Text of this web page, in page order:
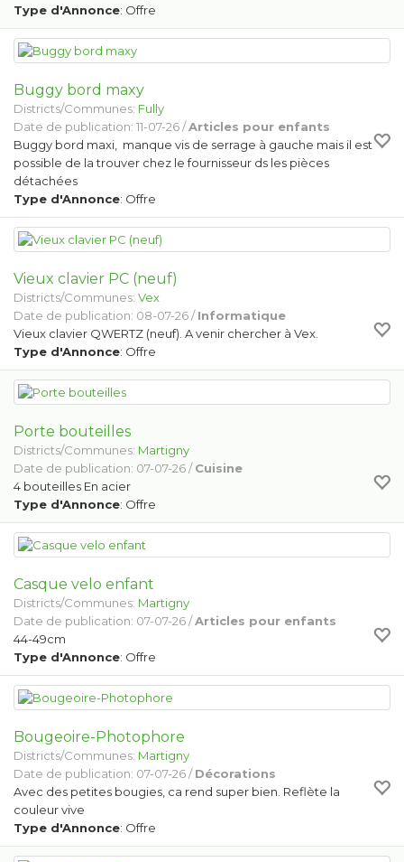
Type d'Annonce: Offre
Buggy bord maxy
Districts/Communes: Fully
Date de publication: 11-07-26 /Articles pour enfants
Buggy bord maxi, manque vis de serrage à gauche mais il est
possible de la trouver chez le fournisseur ds les pièces
détachées
Type d'Annonce: Offre
Vieux clavier PC (neuf)
Districts/Communes: Vex
Date de publication: 08-07-26 /Informatique
Vieux clavier QWERTZ (neuf). A venir chercher à Vex.
Type d'Annonce: Offre
Porte bouteilles
Districts/Communes: Martigny
Date de publication: 07-07-26 /Cuisine
4 bouteilles En acier
Type d'Annonce: Offre
Casque velo enfant
Districts/Communes: Martigny
Date de publication: 07-07-26 /Articles pour enfants
44-49cm
Type d'Annonce: Offre
Bougeoire-Photophore
Districts/Communes: Martigny
Date de publication: 07-07-26 /Décorations
Avec des petites bougies, ca rend super bien. Reflète la
couleur vive
Type d'Annonce: Offre